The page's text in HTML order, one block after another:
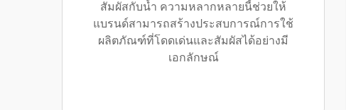
สัมผัสกับน้ำ ความหลากหลายนี้ช่วยให้
แบรนด์สามารถสร้างประสบการณ์การใช้
ผลิตภัณฑ์ที่โดดเด่นและสัมผัสได้อย่างมี
เอกลักษณ์